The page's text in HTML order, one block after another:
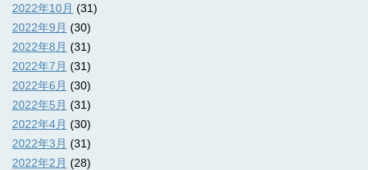
2022年10月 (31)
2022年9月 (30)
2022年8月 (31)
2022年7月 (31)
2022年6月 (30)
2022年5月 (31)
2022年4月 (30)
2022年3月 (31)
2022年2月 (28)